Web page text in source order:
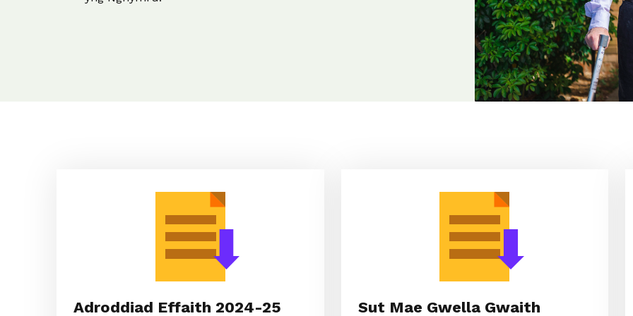
Adroddiad Effaith 2024-25
Sut Mae Gwella Gwaith